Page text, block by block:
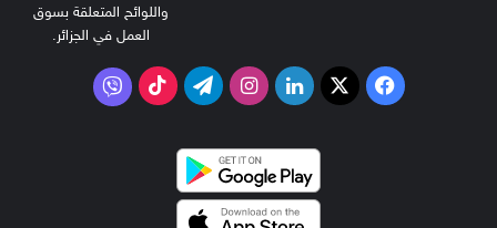
واللوائح المتعلقة بسوق
العمل في الجزائر.
فيسبوك
‫X لينكدإنانستقرامتيلقرام‫TikTokفايبر